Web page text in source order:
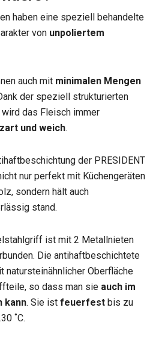
haben eine speziell behandelte
von unpoliertem
auch mit minimalen Mengen
der speziell strukturierten
das Fleisch immer
und weich.
der PRESIDENT
nur perfekt mit Küchengeräten
sondern hält auch
stand.
ist mit 2 Metallnieten
Die antihaftbeschichtete
natursteinähnlicher Oberfläche
so dass man sie auch im
kann. Sie ist feuerfest bis zu
˚C.